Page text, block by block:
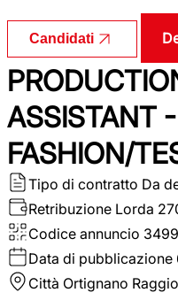
Candidati
ASSISTANT
FASHION/
Tipo di contratto Da
Retribuzione Lorda
Codice annuncio
Data di pubblicazione
Città Ortignano